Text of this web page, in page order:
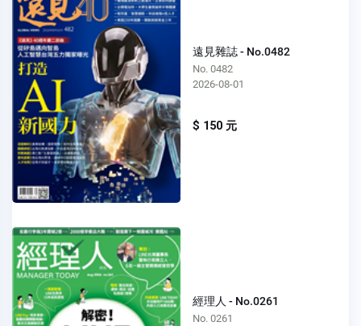
遠見雜誌 - No.0482
No. 0482
2026-08-01
$ 150 元
經理人 - No.0261
No. 0261